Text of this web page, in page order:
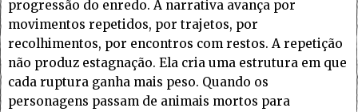
progressão do enredo. A narrativa avança por
movimentos repetidos, por trajetos, por
recolhimentos, por encontros com restos. A repetição
não produz estagnação. Ela cria uma estrutura em que
cada ruptura ganha mais peso. Quando os
personagens passam de animais mortos para